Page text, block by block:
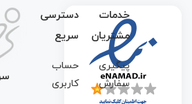
خدمات
مشتریان
پیگیری
سفارش
دسترسی
سریع
حساب
کاربری